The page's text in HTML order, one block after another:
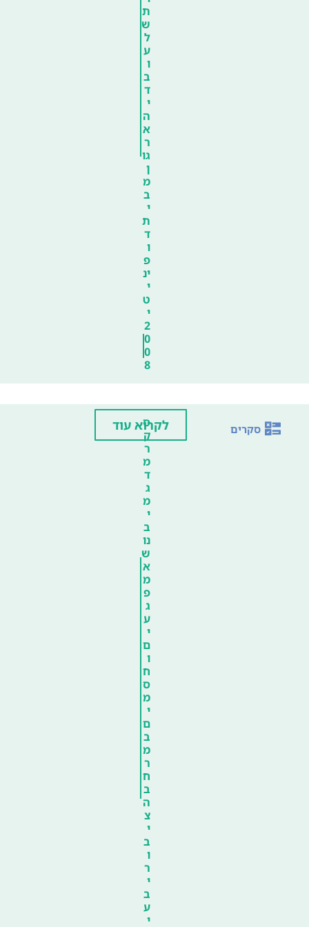
ת
ש
ל
ע
ו
ב
ד
י
ה
א
ר
גו
ן
מ
ב
י
ת
ד
ו
פ
ינ
י
ט
י
2
0
0
8
סקרים
ס
ק
ר
מ
ד
ג
מ
י
ב
נו
ש
א
מ
פ
ג
ע
י
ם
ו
ח
ס
מ
י
ם
ב
מ
ר
ח
ב
ה
צ
י
ב
ו
ר
י
ב
ע
י
לקרוא עוד